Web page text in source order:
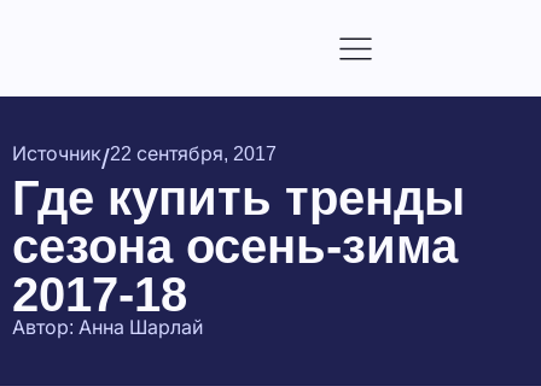
Источник/22 сентября, 2017
Где купить тренды
сезона осень-зима
2017-18
Автор: Анна Шарлай